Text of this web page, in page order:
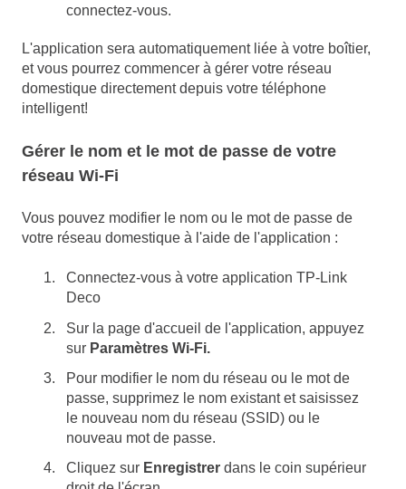
connectez-vous.
L'application sera automatiquement liée à votre boîtier,
et vous pourrez commencer à gérer votre réseau
domestique directement depuis votre téléphone
intelligent!
Gérer le nom et le mot de passe de votre
réseau Wi-Fi
Vous pouvez modifier le nom ou le mot de passe de
votre réseau domestique à l'aide de l'application :
Connectez-vous à votre application TP-Link
Deco
Sur la page d'accueil de l'application, appuyez
sur Paramètres Wi-Fi.
Pour modifier le nom du réseau ou le mot de
passe, supprimez le nom existant et saisissez
le nouveau nom du réseau (SSID) ou le
nouveau mot de passe.
Cliquez sur Enregistrer dans le coin supérieur